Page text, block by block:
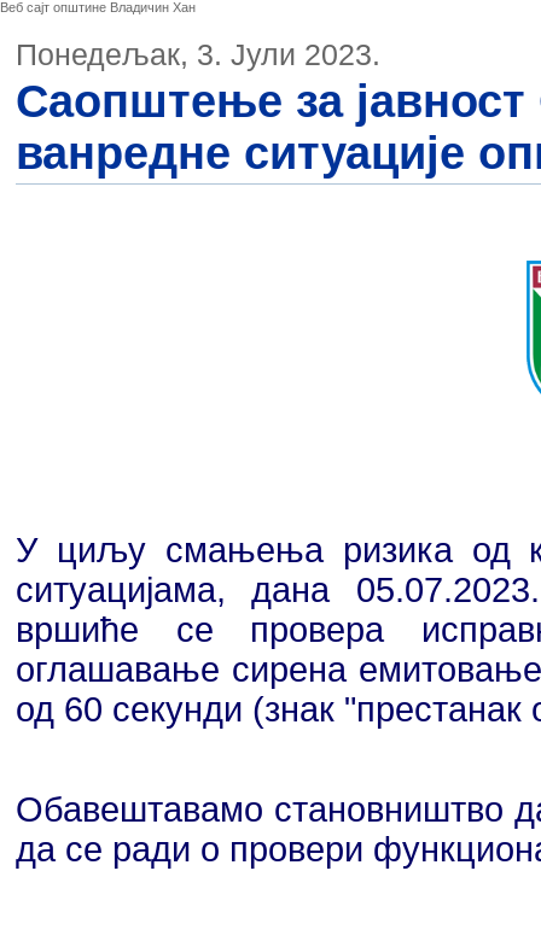
Веб сајт општине Владичин Хан
Понедељак, 3. Јули 2023.
Саопштење за
ванредне ситуације
У циљу смањења ризика од
ситуацијама, дана
вршиће се провера
оглашавање сирена
од 60 секунди (знак "престанак
Обавештавамо становништво
да се ради о провери